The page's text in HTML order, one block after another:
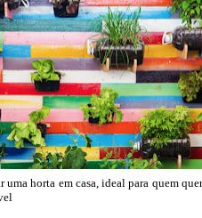
horta em casa, ideal para quem